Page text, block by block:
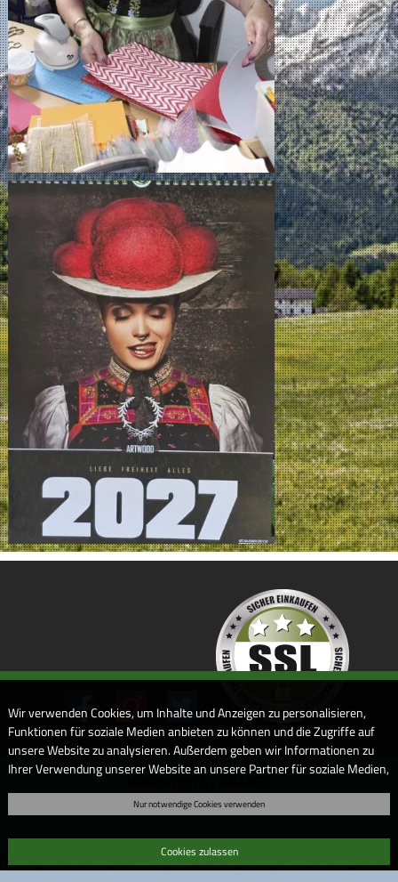
Webdesign by ARANES
Wir verwenden Cookies, um Inhalte und Anzeigen zu personalisieren,
Funktionen für soziale Medien anbieten zu können und die Zugriffe auf
unsere Website zu analysieren. Außerdem geben wir Informationen zu
Ihrer Verwendung unserer Website an unsere Partner für soziale Medien,
Informationen möglicherweise mit weiteren Daten zusammen, die Sie
Dienste gesammelt haben. Sofern Sie uns Ihre Einwilligung geben,
können Sie diese jederzeit in der Datenschutzerklärung wieder
Nur notwendige Cookies verwenden
Cookies zulassen